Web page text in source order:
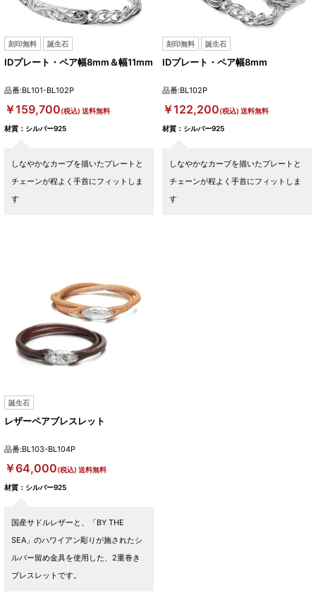
刻印無料 誕生石
IDプレート・ペア幅8mm＆幅11mm
品番:BL101-BL102P
￥159,700(税込) 送料無料
材質：シルバー925
しなやかなカーブを描いたプレートと
チェーンが程よく手首にフィットしま
す
刻印無料 誕生石
IDプレート・ペア幅8mm
品番:BL102P
￥122,200(税込) 送料無料
材質：シルバー925
しなやかなカーブを描いたプレートと
チェーンが程よく手首にフィットしま
す
誕生石
レザーペアブレスレット
品番:BL103-BL104P
￥64,000(税込) 送料無料
材質：シルバー925
国産サドルレザーと、「BY THE
SEA」のハワイアン彫りが施されたシ
ルバー留め金具を使用した、2重巻き
ブレスレットです。